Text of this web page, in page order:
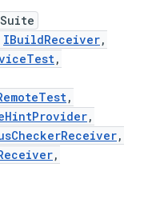
IBuildReceiver,
,
,
,
,
,